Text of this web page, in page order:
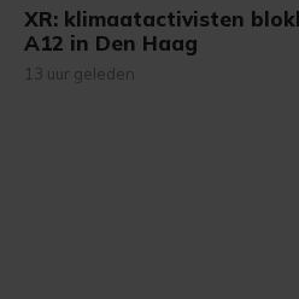
XR: klimaatactivisten
A12 in Den Haag
13 uur geleden